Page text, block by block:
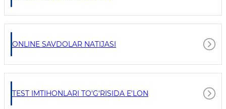
ONLINE SAVDOLAR NATIJASI
TEST IMTIHONLARI TO'G'RISIDA E'LON